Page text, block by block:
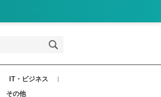
IT・ビジネス
その他